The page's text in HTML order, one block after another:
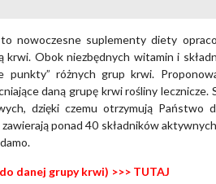
nowoczesne suplementy diety
Obok niezbędnych witamin i
punkty” różnych grup krwi.
daną grupę krwi rośliny
dzięki czemu otrzymują Państwo
ponad 40 składników
danej grupy krwi) >>> TUTAJ